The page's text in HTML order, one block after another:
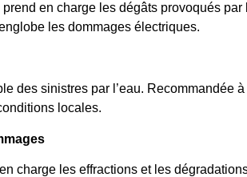
en charge les dégâts provoqués par
les dommages électriques.
des sinistres par l’eau. Recommandée
locales.
charge les effractions et les